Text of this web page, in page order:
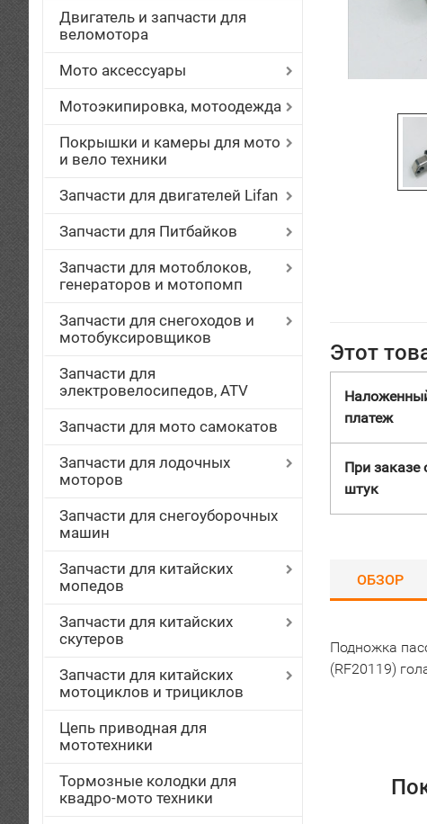
Двигатель и запчасти для
веломотора
Мото аксессуары
Мотоэкипировка, мотоодежда
Покрышки и камеры для мото
и вело техники
Запчасти для двигателей Lifan
Запчасти для Питбайков
Запчасти для мотоблоков,
генераторов и мотопомп
Запчасти для снегоходов и
мотобуксировщиков
Запчасти для
электровелосипедов, ATV
Запчасти для мото самокатов
Запчасти для лодочных
моторов
Запчасти для снегоуборочных
машин
Запчасти для китайских
мопедов
Запчасти для китайских
скутеров
Запчасти для китайских
мотоциклов и трициклов
Цепь приводная для
мототехники
Тормозные колодки для
квадро-мото техники
Этот
платеж
При заказе
штук
ОБЗОР
Подножка
(RF20119)